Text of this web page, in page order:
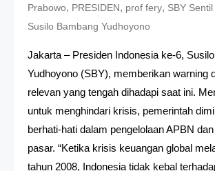
Prabowo, PRESIDEN, prof fery, SBY
Susilo Bambang Yudhoyono
Jakarta – Presiden Indonesia ke-6,
Yudhoyono (SBY), memberikan warning
relevan yang tengah dihadapi saat ini.
untuk menghindari krisis, pemerintah
berhati-hati dalam pengelolaan APBN
pasar. “Ketika krisis keuangan global
tahun 2008, Indonesia tidak kebal